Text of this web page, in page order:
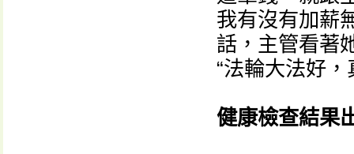
我有沒有加薪
話，主管看著
“法輪大法好
健康檢查結果